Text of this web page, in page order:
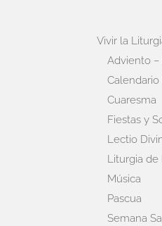
Vivir la
Adviento –
Cuaresma
Fiestas y
Lectio
Liturgia de
Música
Pascua
Semana